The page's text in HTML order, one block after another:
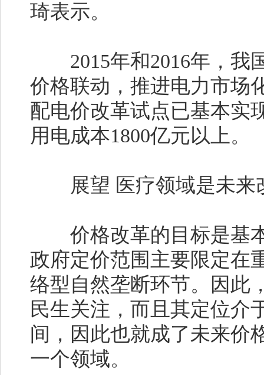
琦表示。
2015年和2016年，我
价格联动，推进电力市场
配电价改革试点已基本实
用电成本1800亿元以上。
展望 医疗领域是未来
价格改革的目标是基本
政府定价范围主要限定在
络型自然垄断环节。因此
民生关注，而且其定位介
间，因此也就成了未来价
一个领域。